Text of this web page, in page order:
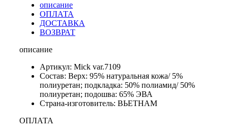
описание
ОПЛАТА
ДОСТАВКА
ВОЗВРАТ
описание
Артикул: Mick var.7109
Состав: Верх: 95% натуральная кожа/ 5%
полиуретан; подкладка: 50% полиамид/ 50%
полиуретан; подошва: 65% ЭВА
Страна-изготовитель: ВЬЕТНАМ
ОПЛАТА